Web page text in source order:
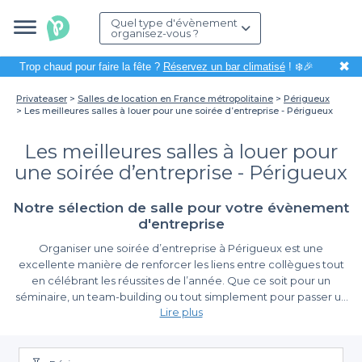
Quel type d'évènement
organisez-vous ?
Trop chaud pour faire la fête ? Réservez un bar climatisé! ❄️🎉 ✖
Privateaser Salles de location en France métropolitaine
Périgueux
Les meilleures salles à louer pour une soirée d’entreprise - Périgueux
Les meilleures salles à louer pour
une soirée d’entreprise - Périgueux
Notre sélection de salle pour votre évènement
d'entreprise
Organiser une soirée d’entreprise à Périgueux est une
excellente manière de renforcer les liens entre collègues tout
en célébrant les réussites de l’année. Que ce soit pour un
séminaire, un team-building ou tout simplement pour passer un
bon moment après une période de travail intense, le choix de la
proposant une sélection de meilleures salles à louer adaptées à
La simplicité de la réservation avec Privateaser
Lire plus